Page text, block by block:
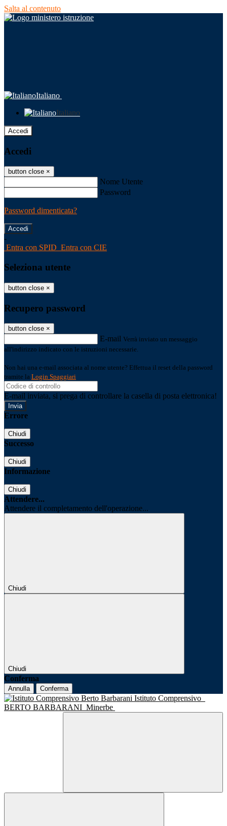
Salta al contenuto
Italiano
Italiano
Accedi
Accedi
button close ×
Nome Utente
Password
Password dimenticata?
-
Entra con SPID Entra con CIE
Seleziona utente
button close ×
Recupero password
button close ×
E-mail Verrà inviato un messaggio
all'indirizzo indicato con le istruzioni necessarie.
Non hai una e-mail associata al nome utente? Effettua il reset della password
tramite la Login Spaggiari
E-mail inviata, si prega di controllare la casella di posta elettronica!
Errore
Chiudi
Successo
Chiudi
Informazione
Chiudi
Attendere...
Attendere il completamento dell'operazione...
Chiudi
Chiudi
Conferma
Annulla Conferma
Istituto Comprensivo
BERTO BARBARANI Minerbe